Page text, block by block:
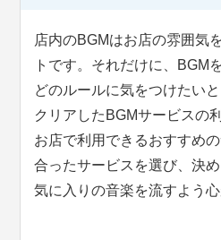
店内のBGMはお店の雰囲気
トです。それだけに、BGM
どのルールに気をつけたい
クリアしたBGMサービスの
お店で利用できるおすすめ
合ったサービスを選び、決
気に入りの音楽を流すよう心